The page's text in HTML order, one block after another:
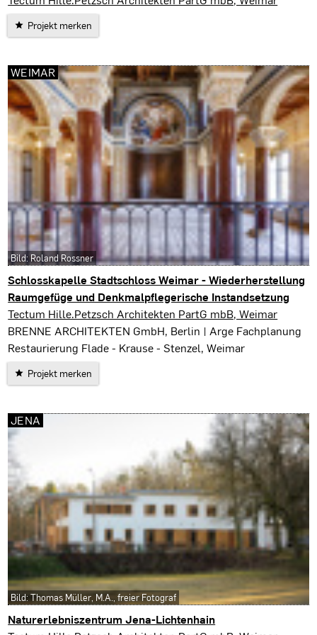
Projekt merken
Schlosskapelle Stadtschloss Weimar - Wiederherstellung
Raumgefüge und Denkmalpflegerische Instandsetzung
Weimar
Tectum Hille.Petzsch Architekten PartG mbB, Weimar
BRENNE ARCHITEKTEN GmbH, Berlin | Arge Fachplanung
Restaurierung Flade - Krause - Stenzel, Weimar
Projekt merken
WEIMAR
Bild: Roland Rossner
Naturerlebniszentrum Jena-Lichtenhain
JENA
Bild: Thomas Müller, M.A., freier Fotograf